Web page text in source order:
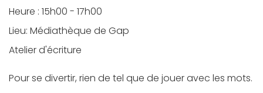
Heure : 15h00 - 17h00
Lieu: Médiathèque de Gap
Atelier d'écriture
Pour se divertir, rien de tel que de jouer avec les mots.